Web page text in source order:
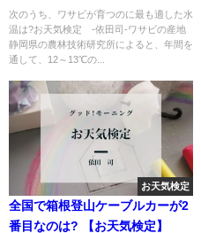
次のうち、ワサビが育つのに最も適した水
温は?お天気検定 -依田司-ワサビの産地
静岡県の農林技術研究所によると、年間を
通して、12～13℃の...
お天気検定
全国で箱根登山ケーブルカーが2
番目なのは? 【お天気検定】